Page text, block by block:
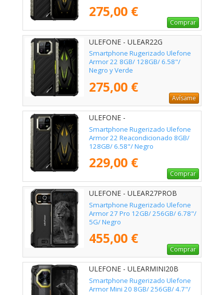
275,00 €
Comprar
ULEFONE - ULEAR22G
Smartphone Rugerizado Ulefone
Armor 22 8GB/ 128GB/ 6.58"/
Negro y Verde
275,00 €
Avísame
ULEFONE -
Smartphone Rugerizado Ulefone
Armor 22 Reacondicionado 8GB/
128GB/ 6.58"/ Negro
229,00 €
Comprar
ULEFONE - ULEAR27PROB
Smartphone Rugerizado Ulefone
Armor 27 Pro 12GB/ 256GB/ 6.78"/
5G/ Negro
455,00 €
Comprar
ULEFONE - ULEARMINI20B
Smartphone Rugerizado Ulefone
Armor Mini 20 8GB/ 256GB/ 4.7"/